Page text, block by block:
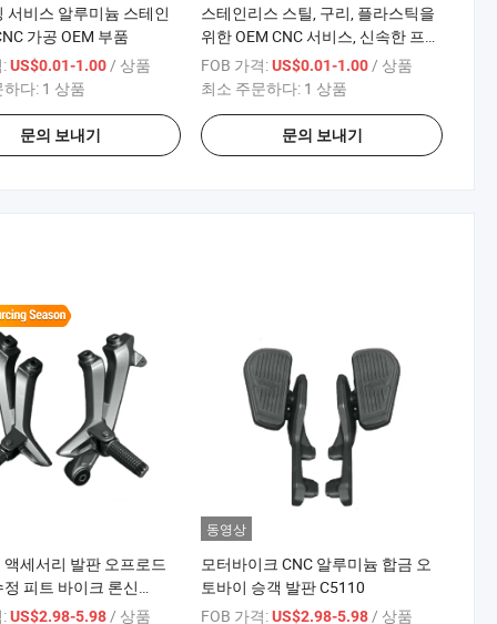
서비스 알루미늄 스테인
가공 OEM 부품
US$0.01-1.00 / 상품
하다: 1 상품
문의 보내기
스테인리스 스틸, 구리, 플라스틱을
위한 OEM CNC 서비스, 신속한 프로
토타입 제작, 미세 드릴링, 와이어
EDM, 아노다이징, 브로칭, 맞춤형 가
FOB 가격:US$0.01-1.00 / 상품
최소 주문하다: 1 상품
문의 보내기
세서리 발판 오프로드
피트 바이크 론신
바이 예비 발판 페달
US$2.98-5.98 / 상품
동영상
모터바이크 CNC 알루미늄 합금 오
토바이 승객 발판 C5110
FOB 가격:US$2.98-5.98 / 상품